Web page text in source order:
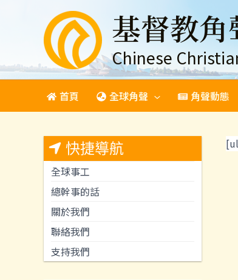
內
容
基督教
Chinese
首頁 全球角聲 角聲動態
快捷導航
全球事工
總幹事的話
關於我們
聯絡我們
支持我們